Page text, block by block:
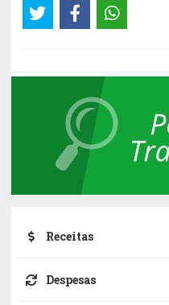
Receitas
Despesas